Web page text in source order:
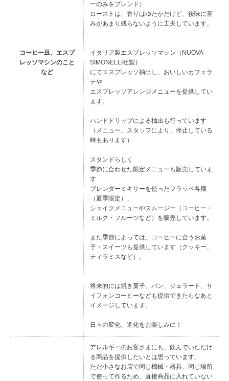
コーヒー豆、エスプ
レッソマシンのこと
など
ーのみをブレンド）
ローストは、香りはゆたかだけど、後味に苦
みがあまり残らないように工夫しています。
イタリア製エスプレッソマシン（NUOVA
SIMONELLI社製）
にてエスプレッソ抽出し、おいしいカフェラ
テや
エスプレッソアレンジメニューを提供してい
ます。
ハンドドリップによる抽出も行っています
（メニュー、スタッフにより、停止している
時もあります）
スタンドらしく
季節に合わせた限定メニューも販売していま
す
ブレンダーミキサーを使ったフラッペ各種
（夏季限定）、
シェイクメニューやスムージー（コーヒー・
ミルク・フルーツなど）を販売しています。
また季節によっては、コーヒーに合うお菓
子・スイーツも提供しています（クッキー、
ティラミスなど）。
将来的には焼き菓子、パン、ジェラート、サ
イフォンコーヒーなども提供できたらなあと
イメージしています。
日々の変化、進化をお楽しみに！
アレルギーのお客さまにも、飲んでいただけ
る商品を提供したいとは思っています。
ただ小さなお店で同じ機械・器具、同じ場所
で使って作るため、直接商品に入れていない